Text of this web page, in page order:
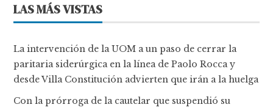
LAS MÁS VISTAS
La intervención de la UOM a un paso de cerrar la
paritaria siderúrgica en la línea de Paolo Rocca y
desde Villa Constitución advierten que irán a la huelga
Con la prórroga de la cautelar que suspendió su